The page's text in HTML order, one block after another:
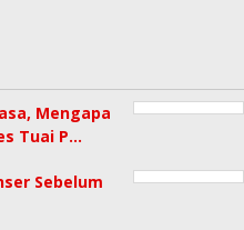
Mengapa
Tuai P…
Sebelum